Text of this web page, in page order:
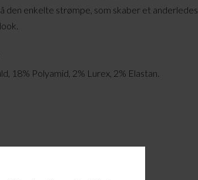
den enkelte strømpe, som skaber et anderledes
18% Polyamid, 2% Lurex, 2% Elastan.